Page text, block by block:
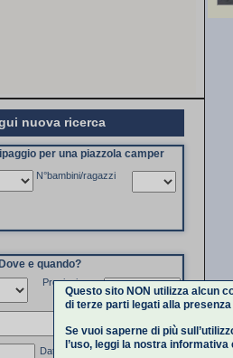
nuova ricerca
per una piazzola camper
N°bambini/ragazzi
Provincia
Data partenza
Dove e quando?
Questo sito NON utilizza alcun
di terze parti legati alla
Se vuoi saperne di più
l’uso, leggi la nostra informativa